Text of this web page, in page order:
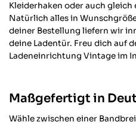
Kleiderhaken oder auch gleich
Natürlich alles in
deiner Bestellung liefern wir
deine Ladentür. Freu dich auf
Ladeneinrichtung Vintage im
Maßgefertigt in
Wähle zwischen einer